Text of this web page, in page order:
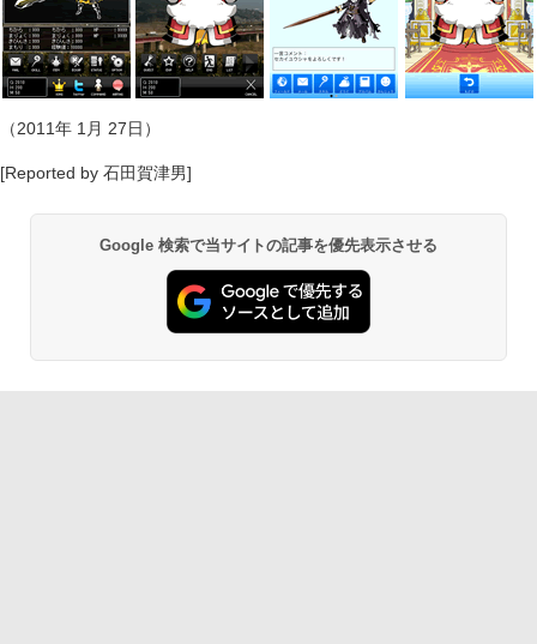
（2011年 1月 27日）
[Reported by 石田賀津男]
Google 検索で当サイトの記事を優先表示させる